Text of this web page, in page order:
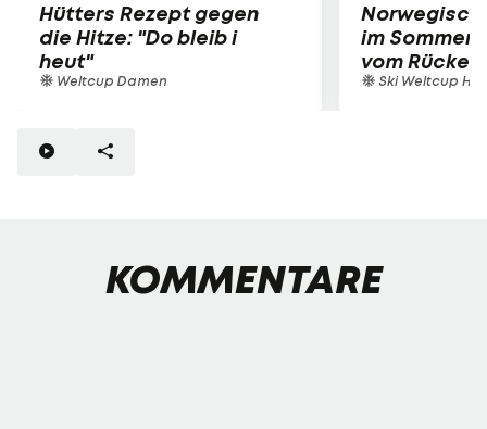
Hütters Rezept gegen
die Hitze: "Do bleib i
heut"
Weltcup Damen
im Sommer-
vom
Ski Weltcup
KOMMENTARE